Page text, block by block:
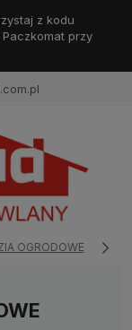
z kodu
przy
OGRODOWE